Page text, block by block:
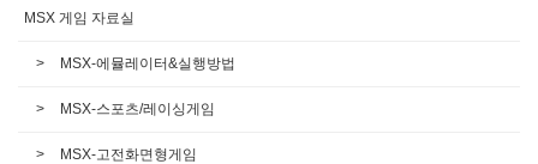
MSX 게임 자료실
MSX-에뮬레이터&실행방법
MSX-스포츠/레이싱게임
MSX-고전화면형게임